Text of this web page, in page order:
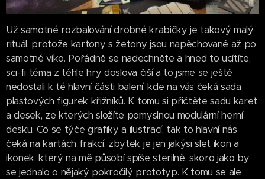
Už samotné rozbalování drobné krabičky je takový malý
rituál, protože kartony s žetony jsou napěchované až po
samotné víko. Pořádně se nadechněte a hned to ucítíte,
sci-fi téma z téhle hry doslova čiší a to jsme se ještě
nedostali k té hlavní části balení, kde na vás čeká sada
plastových figurek křižníků. K tomu si přičtěte sadu karet
a desek, ze kterých složíte pomyslnou modulární herní
desku. Co se týče grafiky a ilustrací, tak to hlavní nás
čeká na kartách frakcí, zbytek je jen jakýsi slet ikon a
ikonek, který na mě působí spíše sterilně, skoro jako by
se jednalo o nějaký pokročilý prototyp. K tomu se ale